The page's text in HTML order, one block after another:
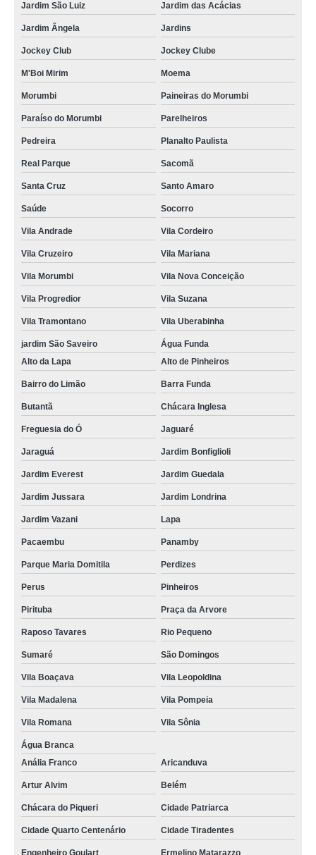
Jardim São Luiz Jardim das Acácias
Jardim Ângela Jardins
Jockey Club Jockey Clube
M'Boi Mirim Moema
Morumbi Paineiras do Morumbi
Paraíso do Morumbi Parelheiros
Pedreira Planalto Paulista
Real Parque Sacomã
Santa Cruz Santo Amaro
Saúde Socorro
Vila Andrade Vila Cordeiro
Vila Cruzeiro Vila Mariana
Vila Morumbi Vila Nova Conceição
Vila Progredior Vila Suzana
Vila Tramontano Vila Uberabinha
jardim São Saveiro
Água Funda
Alto da Lapa
Alto de Pinheiros
Bairro do Limão Barra Funda
Butantã Chácara Inglesa
Freguesia do Ó Jaguaré
Jaraguá Jardim Bonfiglioli
Jardim Everest Jardim Guedala
Jardim Jussara Jardim Londrina
Jardim Vazani Lapa
Pacaembu Panamby
Parque Maria Domitila Perdizes
Perus Pinheiros
Pirituba Praça da Arvore
Raposo Tavares Rio Pequeno
Sumaré São Domingos
Vila Boaçava Vila Leopoldina
Vila Madalena Vila Pompeia
Vila Romana Vila Sônia
Água Branca
Anália Franco
Aricanduva
Artur Alvim Belém
Chácara do Piqueri Cidade Patriarca
Cidade Quarto Centenário Cidade Tiradentes
Engenheiro Goulart Ermelino Matarazzo